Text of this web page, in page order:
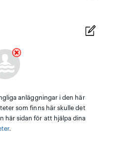
anläggningar i den här
som finns här skulle det
här sidan för att hjälpa dina
.